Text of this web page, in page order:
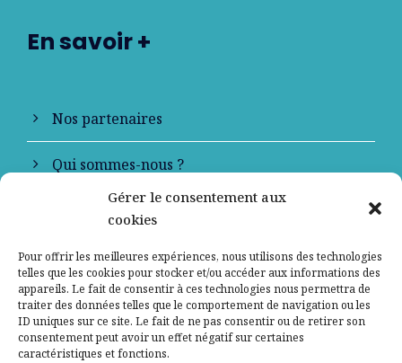
Gérer le consentement aux
cookies
Pour offrir les meilleures expériences, nous utilisons des technologies
telles que les cookies pour stocker et/ou accéder aux informations des
appareils. Le fait de consentir à ces technologies nous permettra de
traiter des données telles que le comportement de navigation ou les
ID uniques sur ce site. Le fait de ne pas consentir ou de retirer son
consentement peut avoir un effet négatif sur certaines
caractéristiques et fonctions.
En savoir +
Nos partenaires
Qui sommes-nous ?
Contactez-nous
Mentions légales
Politique de confidentialité